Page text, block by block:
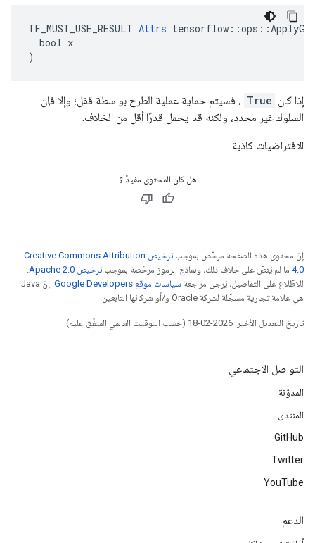
TF_MUST_USE_RESULT Attrs
  bool x
)
إذا كان True ، فسيتم حماية عملية الطرح بواسطة قفل؛ وإلا فإن
السلوك غير محدد، ولكنه قد يحمل قدرًا أقل من الخلاف.
الافتراضيات كاذبة
هل كان المحتوى مفيدًا؟
إنّ محتوى هذه الصفحة مرخّص بموجب
ترخيص Creative Commons Attribution
4.0‏ ما لم يُنصّ على خلاف ذلك، ونماذج الرموز مرخّصة بموجبترخيص Apache 2.0‏
.
للاطّلاع على التفاصيل، يُرجى مراجعة سياسات موقع Google Developers‏
. إنّ Java
هي علامة تجارية مسجَّلة لشركة Oracle و/أو شركائها التابعين.
تاريخ التعديل الأخير: 2026-02-18 (حسب التوقيت العالمي المتفَّق عليه)
التواصل الاجتماعي
المدوّنة
المنتدى
GitHub
Twitter
YouTube
الدعم